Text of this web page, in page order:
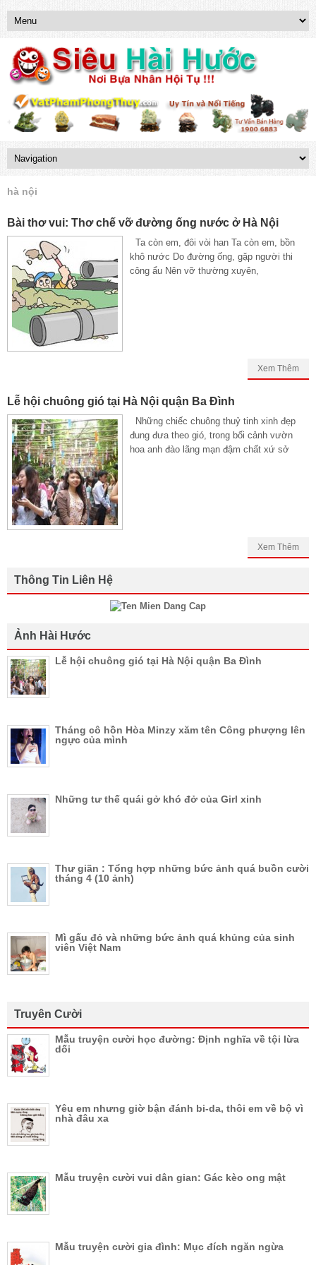
hà nội
Bài thơ vui: Thơ chế vỡ đường ống nước ở Hà Nội
Ta còn em, đôi vòi han Ta còn em, bồn
khô nước Do đường ống, gặp người thi
công ẩu Nên vỡ thường xuyên,
Xem Thêm
Lễ hội chuông gió tại Hà Nội quận Ba Đình
Những chiếc chuông thuỷ tinh xinh đẹp
đung đưa theo gió, trong bối cảnh vườn
hoa anh đào lãng mạn đậm chất xứ sở
Xem Thêm
Thông Tin Liên Hệ
Ảnh Hài Hước
Lễ hội chuông gió tại Hà Nội quận Ba Đình
Tháng cô hồn Hòa Minzy xăm tên Công phượng lên
ngực của mình
Những tư thế quái gở khó đở của Girl xinh
Thư giãn : Tổng hợp những bức ảnh quá buồn cười
tháng 4 (10 ảnh)
Mì gấu đỏ và những bức ảnh quá khủng của sinh
viên Việt Nam
Truyên Cười
Mẫu truyện cười học đường: Định nghĩa về tội lừa
dối
Yêu em nhưng giờ bận đánh bi-da, thôi em về bộ vì
nhà đâu xa
Mẫu truyện cười vui dân gian: Gác kèo ong mật
Mẫu truyện cười gia đình: Mục đích ngăn ngừa